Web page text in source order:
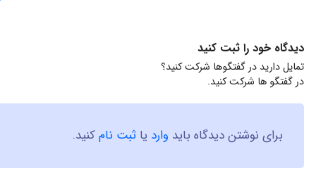
دیدگاه خود را ثبت کنید
تمایل دارید در گفتگوها شرکت کنید؟
در گفتگو ها شرکت کنید.
برای نوشتن دیدگاه باید وارد یا ثبت نامکنید.